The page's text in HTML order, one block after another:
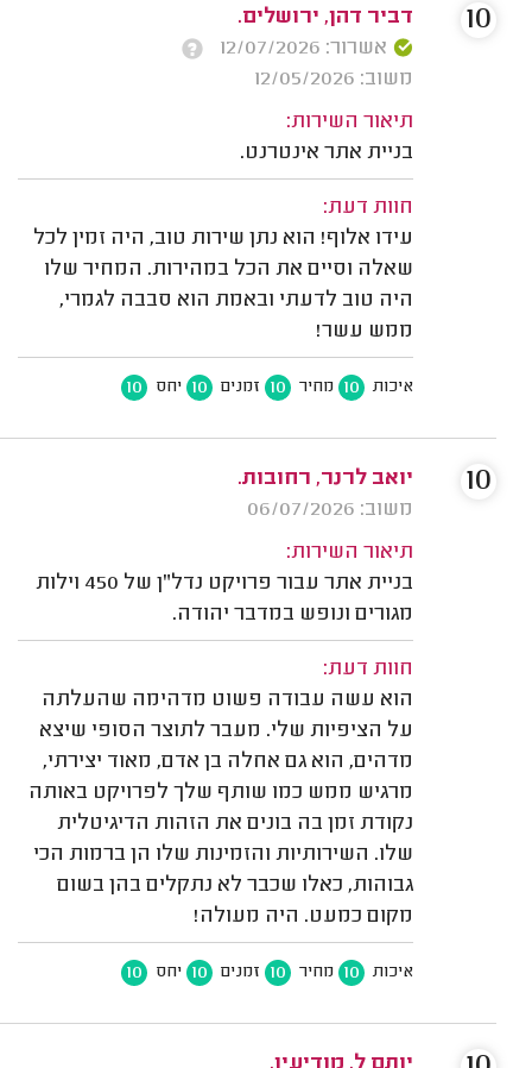
דביר דהן, ירושלים.
אשרור: 12/07/2026
משוב: 12/05/2026
תיאור השירות:
בניית אתר אינטרנט.
חוות דעת:
עידו אלוף! הוא נתן שירות טוב, היה זמין לכל
שאלה וסיים את הכל במהירות. המחיר שלו
היה טוב לדעתי ובאמת הוא סבבה לגמרי,
ממש עשר!
איכות 10 מחיר 10 זמנים 10 יחס 10
10
יואב לרנר, רחובות.
משוב: 06/07/2026
תיאור השירות:
בניית אתר עבור פרויקט נדל"ן של 450 וילות
מגורים ונופש במדבר יהודה.
חוות דעת:
הוא עשה עבודה פשוט מדהימה שהעלתה
על הציפיות שלי. מעבר לתוצר הסופי שיצא
מדהים, הוא גם אחלה בן אדם, מאוד יצירתי,
מרגיש ממש כמו שותף שלך לפרויקט באותה
נקודת זמן בה בונים את הזהות הדיגיטלית
שלו. השירותיות והזמינות שלו הן ברמות הכי
גבוהות, כאלו שכבר לא נתקלים בהן בשום
מקום כמעט. היה מעולה!
איכות 10 מחיר 10 זמנים 10 יחס 10
10